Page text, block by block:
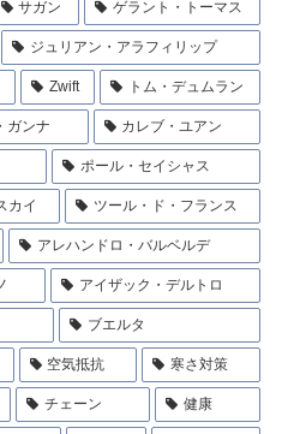
サガン ゲラント・トーマス
ジュリアン・アラフィリップ
Zwift トム・デュムラン
ガンナ カレブ・ユアン
ポール・セイシャス
カイ ツール・ド・フランス
アレハンドロ・バルベルデ
アイザック・デルトロ
ブエルタ
空気抵抗 寒さ対策
チェーン 健康